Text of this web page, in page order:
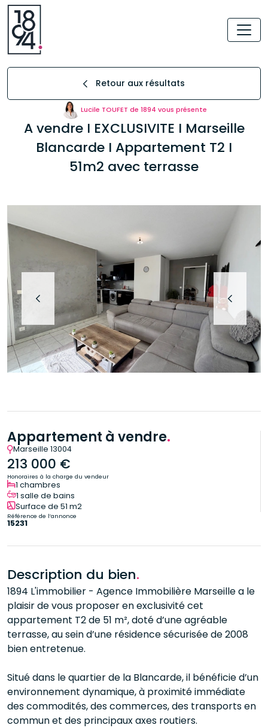
Retour aux résultats
Lucile TOUFET de 1894 vous présente
A vendre I EXCLUSIVITE I Marseille
Blancarde I Appartement T2 I
51m2 avec terrasse
Appartement à vendre.
Marseille 13004
213 000 €
Honoraires à la charge du vendeur
1 chambres
1 salle de bains
Surface de 51 m2
Référence de l’annonce
15231
Description du bien.
1894 L'immobilier - Agence Immobilière Marseille a le
plaisir de vous proposer en exclusivité cet
appartement T2 de 51 m², doté d’une agréable
terrasse, au sein d’une résidence sécurisée de 2008
bien entretenue.
Situé dans le quartier de la Blancarde, il bénéficie d’un
environnement dynamique, à proximité immédiate
des commodités, des commerces, des transports en
commun et des principaux axes routiers.